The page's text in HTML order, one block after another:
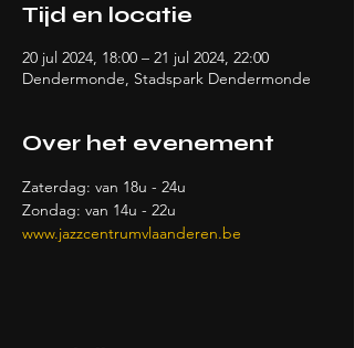
Tijd en locatie
20 jul 2024, 18:00 – 21 jul 2024, 22:00
Dendermonde, Stadspark Dendermonde
Over het evenement
Zaterdag: van 18u - 24u
Zondag: van 14u - 22u
www.jazzcentrumvlaanderen.be